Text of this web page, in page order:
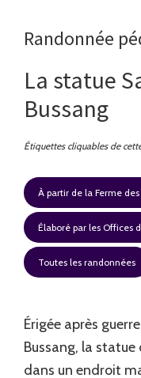
Randonnée
La statue
Bussang
Étiquettes cliquables de
À partir de la Ferme des
Élaboré par les Offices
Toutes les randonnées
Érigée après
Bussang, la
dans un endroit